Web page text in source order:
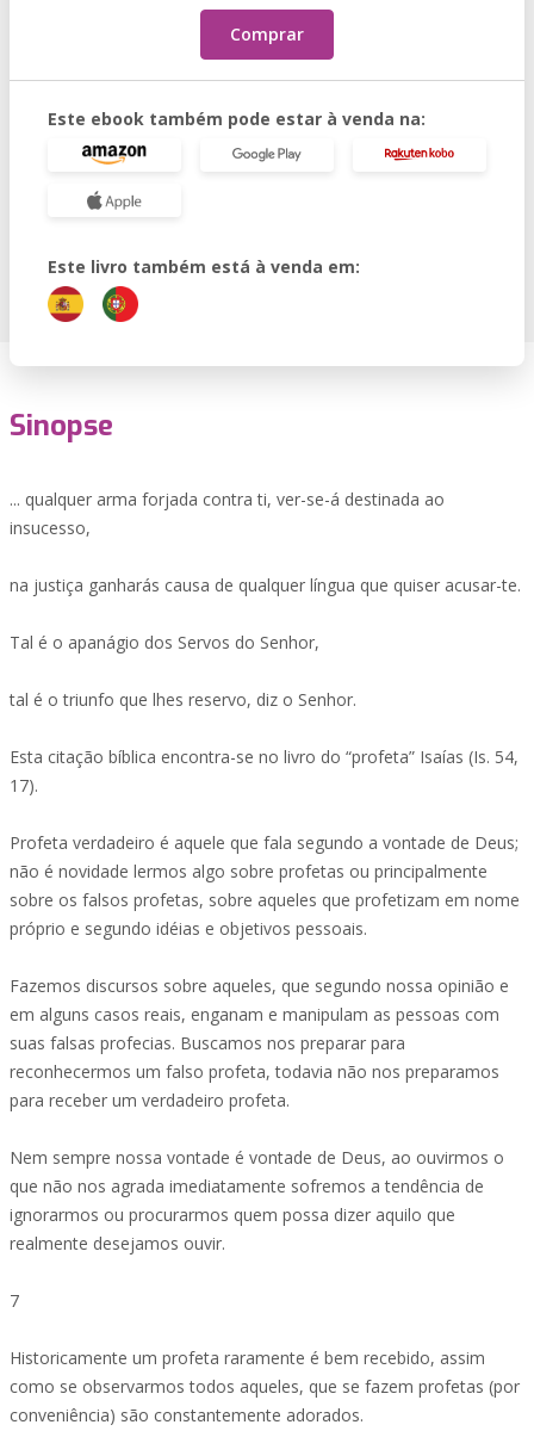
Comprar
Este ebook também pode estar à venda na:
Este livro também está à venda em:
Sinopse
... qualquer arma forjada contra ti, ver-se-á destinada ao
insucesso,
na justiça ganharás causa de qualquer língua que quiser acusar-te.
Tal é o apanágio dos Servos do Senhor,
tal é o triunfo que lhes reservo, diz o Senhor.
Esta citação bíblica encontra-se no livro do “profeta” Isaías (Is. 54,
17).
Profeta verdadeiro é aquele que fala segundo a vontade de Deus;
não é novidade lermos algo sobre profetas ou principalmente
sobre os falsos profetas, sobre aqueles que profetizam em nome
próprio e segundo idéias e objetivos pessoais.
Fazemos discursos sobre aqueles, que segundo nossa opinião e
em alguns casos reais, enganam e manipulam as pessoas com
suas falsas profecias. Buscamos nos preparar para
reconhecermos um falso profeta, todavia não nos preparamos
para receber um verdadeiro profeta.
Nem sempre nossa vontade é vontade de Deus, ao ouvirmos o
que não nos agrada imediatamente sofremos a tendência de
ignorarmos ou procurarmos quem possa dizer aquilo que
realmente desejamos ouvir.
7
Historicamente um profeta raramente é bem recebido, assim
como se observarmos todos aqueles, que se fazem profetas (por
conveniência) são constantemente adorados.